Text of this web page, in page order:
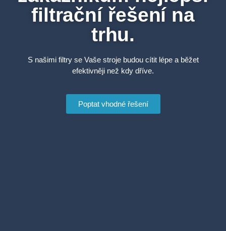
filtrační řešení na
trhu.
S našimi filtry se Vaše stroje budou cítit lépe a běžet
efektivněji než kdy dříve.
Poptat vhodné řešení